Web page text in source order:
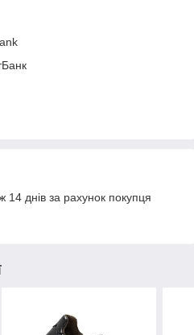
днів за рахунок покупця